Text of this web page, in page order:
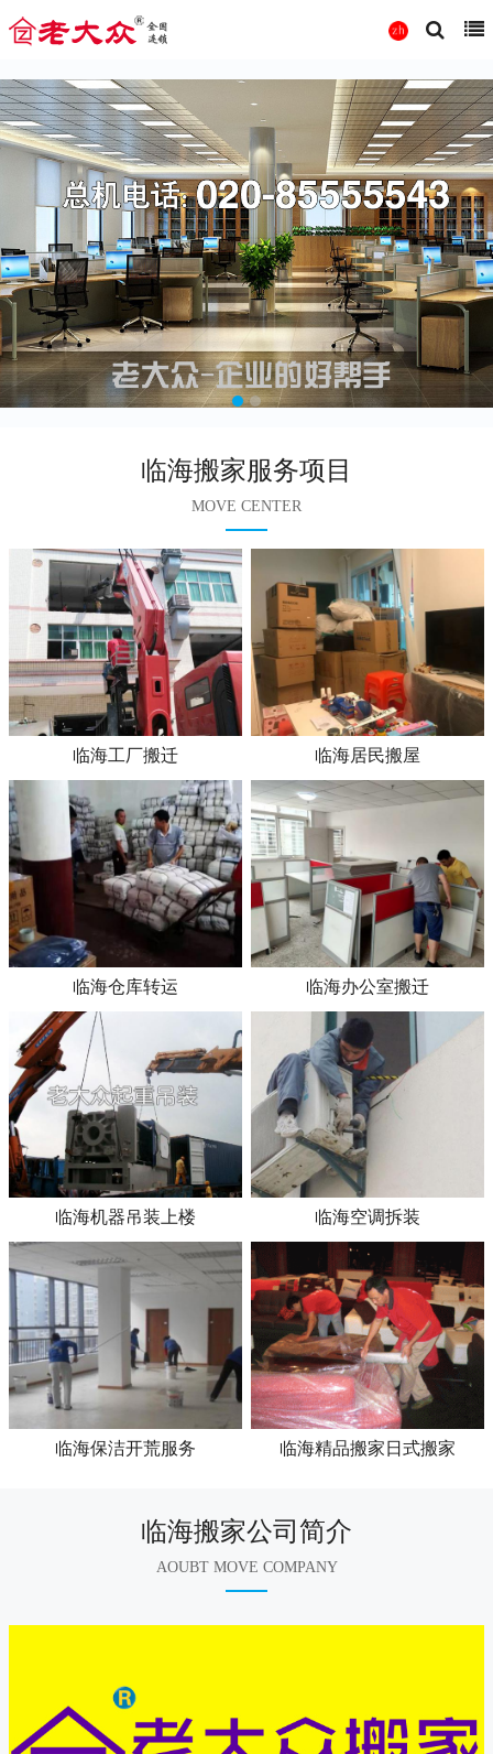
临海搬家服务项目
MOVE CENTER
临海工厂搬迁 临海居民搬屋
临海仓库转运 临海办公室搬迁
临海机器吊装上楼 临海空调拆装
临海保洁开荒服务 临海精品搬家日式搬家
临海搬家公司简介
AOUBT MOVE COMPANY